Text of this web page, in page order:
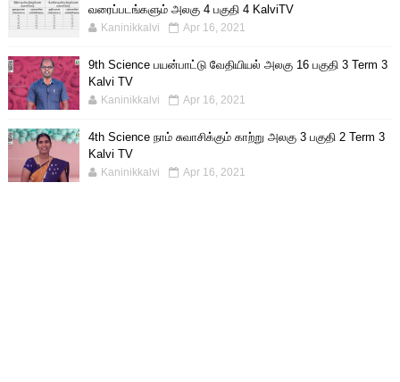
வரைப்படங்களும் அலகு 4 பகுதி 4 KalviTV
Kaninikkalvi Apr 16, 2021
9th Science பயன்பாட்டு வேதியியல் அலகு 16 பகுதி 3 Term 3
Kalvi TV
Kaninikkalvi Apr 16, 2021
4th Science நாம் சுவாசிக்கும் காற்று அலகு 3 பகுதி 2 Term 3
Kalvi TV
Kaninikkalvi Apr 16, 2021